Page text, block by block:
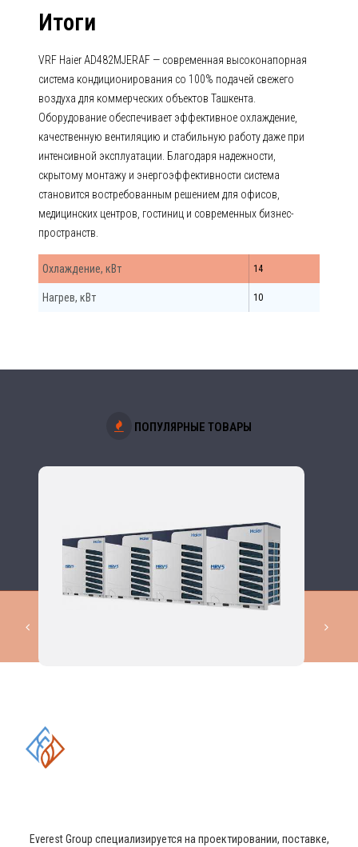
Итоги
VRF Haier AD482MJERAF — современная высоконапорная
система кондиционирования со 100% подачей свежего
воздуха для коммерческих объектов Ташкента.
Оборудование обеспечивает эффективное охлаждение,
качественную вентиляцию и стабильную работу даже при
интенсивной эксплуатации. Благодаря надежности,
скрытому монтажу и энергоэффективности система
становится востребованным решением для офисов,
медицинских центров, гостиниц и современных бизнес-
пространств.
Охлаждение, кВт 14
Нагрев, кВт 10
ПОПУЛЯРНЫЕ ТОВАРЫ
Everest Group специализируется на проектировании, поставке,